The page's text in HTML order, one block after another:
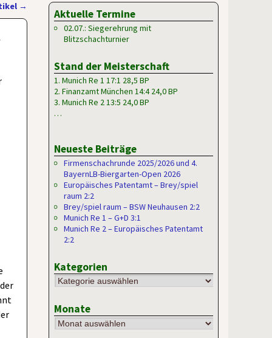
→
Aktuelle Termine
02.07.: Siegerehrung mit
Blitzschachturnier
Stand der Meisterschaft
1. Munich Re 1 17:1 28,5 BP
2. Finanzamt München 14:4 24,0 BP
3. Munich Re 2 13:5 24,0 BP
…
Neueste Beiträge
Firmenschachrunde 2025/2026 und 4.
BayernLB-Biergarten-Open 2026
Europäisches Patentamt – Brey/spiel
raum 2:2
Brey/spiel raum – BSW Neuhausen 2:2
Munich Re 1 – G+D 3:1
Munich Re 2 – Europäisches Patentamt
2:2
Kategorien
Monate